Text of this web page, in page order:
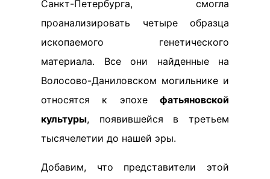
Санкт-Петербурга, смогла
проанализировать четыре образца
ископаемого генетического
материала. Все они найденные на
Волосово-Даниловском могильнике и
относятся к эпохе фатьяновской
культуры, появившейся в третьем
тысячелетии до нашей эры.
Добавим, что представители этой